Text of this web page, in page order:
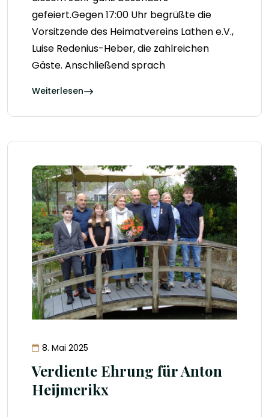
gefeiert.Gegen 17:00 Uhr begrüßte die
Vorsitzende des Heimatvereins Lathen e.V.,
Luise Redenius-Heber, die zahlreichen
Gäste. Anschließend sprach
Weiterlesen
8. Mai 2025
Verdiente Ehrung für Anton
Heijmerikx